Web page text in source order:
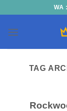
content
WA
TAG